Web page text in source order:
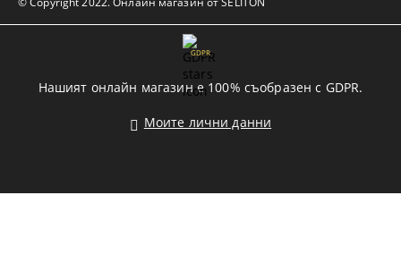
GDPR
Нашият онлайн магазин е 100% съобразен с GDPR.
Моите лични данни